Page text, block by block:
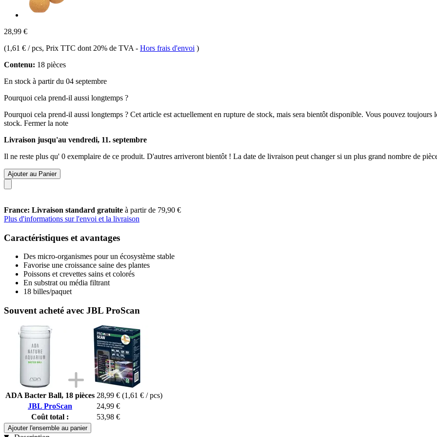
28,99 €
(1,61 € / pcs, Prix TTC dont 20% de TVA - Hors frais d'envoi )
Contenu: 18 pièces
En stock à partir du 04 septembre
Pourquoi cela prend-il aussi longtemps ?
Pourquoi cela prend-il aussi longtemps ? Cet article est actuellement en rupture de stock, mais sera bientôt disponible. Vous pouvez
stock. Fermer la note
Livraison jusqu'au vendredi, 11. septembre
Il ne reste plus qu' 0 exemplaire de ce produit. D'autres arriveront bientôt ! La date de livraison peut changer si un plus grand nombre de
Ajouter au Panier
France: Livraison standard gratuite à partir de 79,90 €
Plus d'informations sur l'envoi et la livraison
Caractéristiques et avantages
Des micro-organismes pour un écosystème stable
Favorise une croissance saine des plantes
Poissons et crevettes sains et colorés
En substrat ou média filtrant
18 billes/paquet
Souvent acheté avec JBL ProScan
ADA Bacter Ball, 18 pièces 28,99 € (1,61 € / pcs)
JBL ProScan
24,99 €
Coût total :
53,98 €
Ajouter l'ensemble au panier